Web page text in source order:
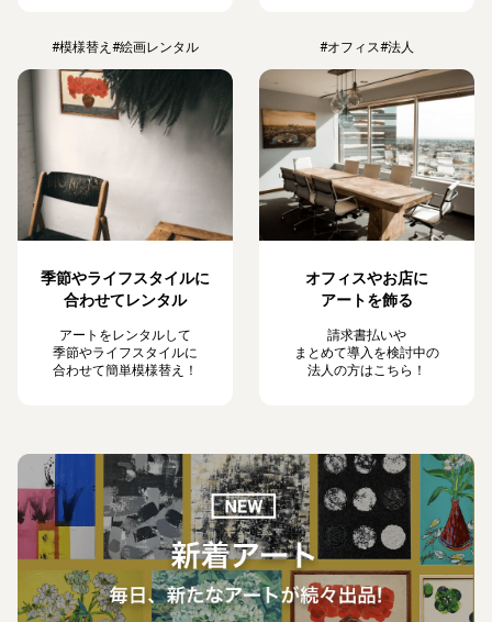
#模様替え #絵画レンタル
季節やライフスタイルに
合わせてレンタル
アートをレンタルして
季節やライフスタイルに
合わせて簡単模様替え！
#オフィス#法人
オフィスやお店に
アートを飾る
請求書払いや
まとめて導入を検討中の
法人の方はこちら！